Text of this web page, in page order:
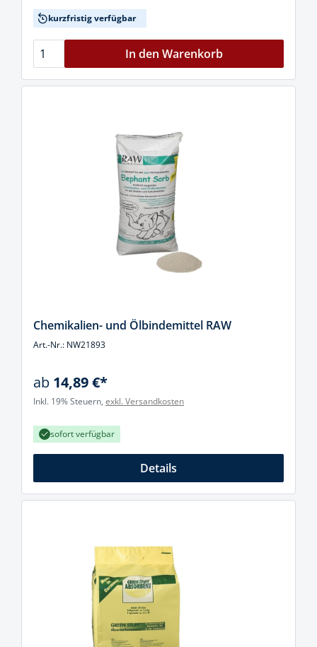
kurzfristig verfügbar
In den Warenkorb
Chemikalien- und Ölbindemittel RAW
Art.-Nr.: NW21893
ab 14,89 €*
Inkl. 19% Steuern, exkl. Versandkosten
sofort verfügbar
Details